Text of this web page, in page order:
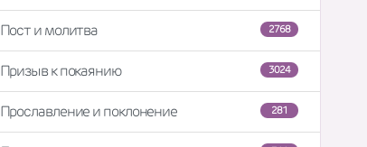
2768
Пост и молитва
3024
Призыв к покаянию
281
Прославление и поклонение